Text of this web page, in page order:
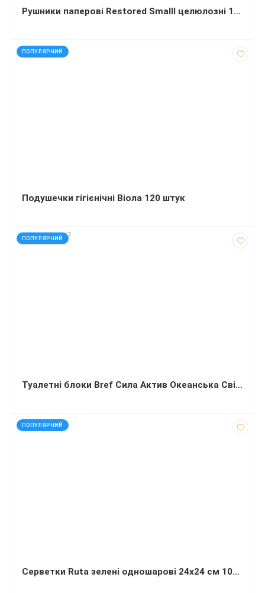
Рушники паперові Restored Smalll целюлозні 1-шарові V-складання 105х210 мм 150 листів
ПОПУЛЯРНИЙ
код: 607611
Подушечки гігієнічні Віола 120 штук
ПОПУЛЯРНИЙ
код: 19040047
Туалетні блоки Bref Сила Актив Океанська Свіжість 50*2
ПОПУЛЯРНИЙ
код: 40019
Серветки Ruta зелені одношарові 24х24 см 100 листів